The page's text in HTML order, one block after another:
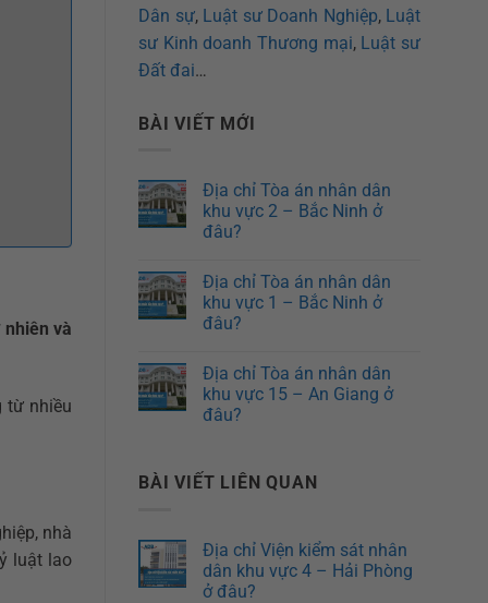
và
từ nhiều
nhà
luật lao
Dân sự, Luật sư Doanh Nghiệp, Luật
sư Kinh doanh Thương mại, Luật sư
Đất đai…
BÀI VIẾT MỚI
Địa chỉ Tòa án nhân dân
khu vực 2 – Bắc Ninh ở
đâu?
Địa chỉ Tòa án nhân dân
khu vực 1 – Bắc Ninh ở
đâu?
Địa chỉ Tòa án nhân dân
khu vực 15 – An Giang ở
đâu?
BÀI VIẾT LIÊN QUAN
Địa chỉ Viện kiểm sát nhân
dân khu vực 4 – Hải Phòng
ở đâu?